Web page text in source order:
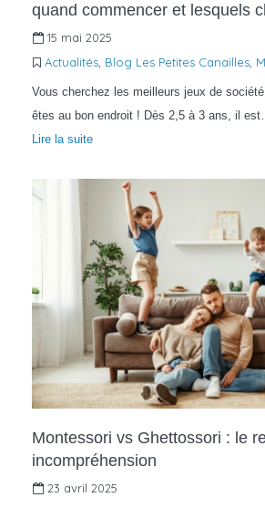
quand commencer et lesquels
15 mai 2025
Actualités Blog Les Petites Canailles
Vous cherchez les meilleurs jeux de
êtes au bon endroit ! Dès 2,5 à 3 ans, il
Lire la suite
Montessori vs Ghettossori : le
incompréhension
23 avril 2025